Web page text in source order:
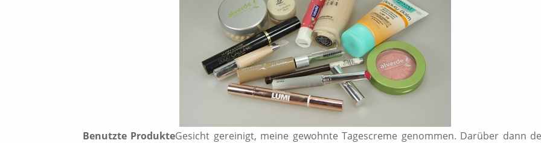
Benutzte ProdukteGesicht gereinigt, meine gewohnte Tagescreme genommen. Darüber dann